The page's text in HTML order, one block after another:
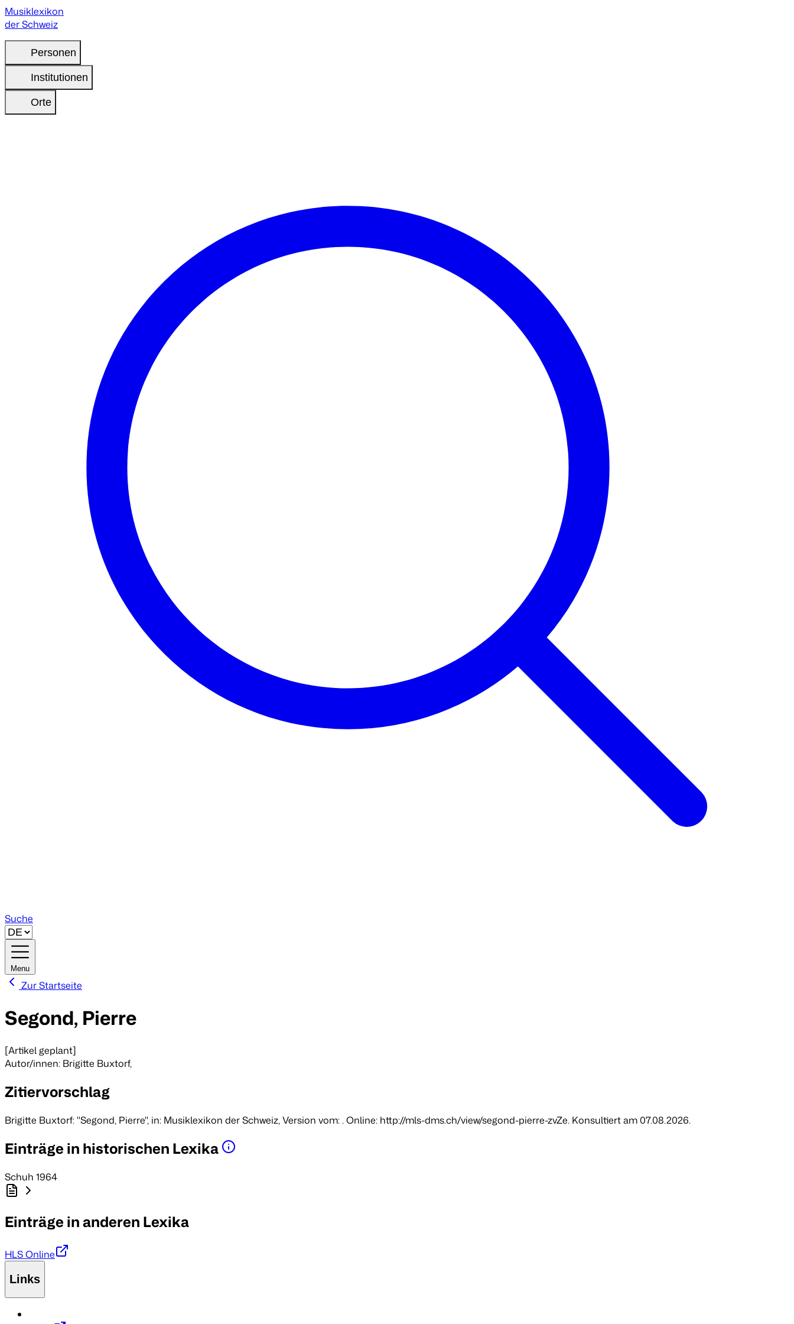
Musiklexikon
der Schweiz
Personen
Institutionen
Orte
Suche
Menu
Zur Startseite
Segond, Pierre
[Artikel geplant]
Autor/innen: Brigitte Buxtorf,
Zitiervorschlag
Brigitte Buxtorf: "Segond, Pierre", in: Musiklexikon der Schweiz, Version vom: . Online: http://mls-dms.ch/view/segond-pierre-zvZe. Konsultiert am 07.08.2026.
Einträge in historischen Lexika
Schuh 1964
Einträge in anderen Lexika
HLS Online
Links